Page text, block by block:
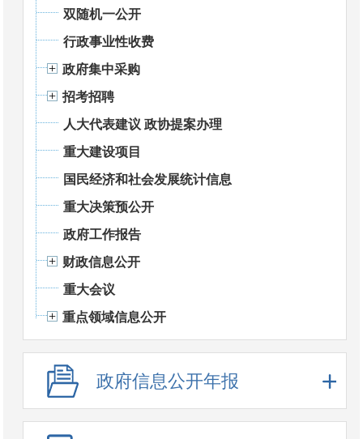
双随机一公开
行政事业性收费
政府集中采购
招考招聘
人大代表建议 政协提案办理
重大建设项目
国民经济和社会发展统计信息
重大决策预公开
政府工作报告
财政信息公开
重大会议
重点领域信息公开
政府信息公开年报